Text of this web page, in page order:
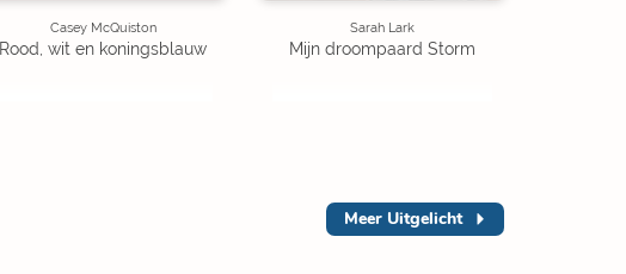
Casey McQuiston
Rood, wit en koningsblauw
Sarah Lark
Mijn droompaard Storm
Meer Uitgelicht